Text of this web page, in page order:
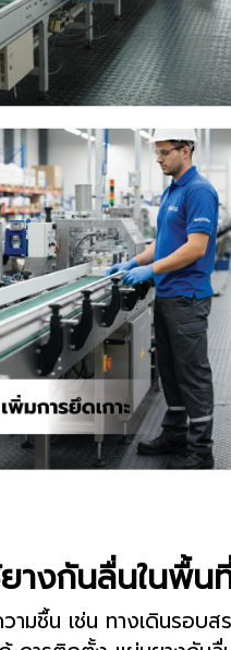
ยางกันลื่นในพื้น
ามชื้น เช่น ทางเดินรอบ